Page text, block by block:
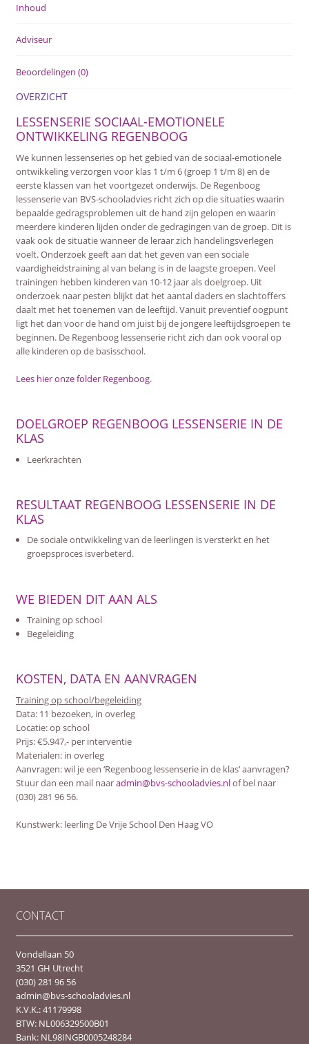
Inhoud
Adviseur
Beoordelingen (0)
OVERZICHT
LESSENSERIE SOCIAAL-EMOTIONELE
ONTWIKKELING REGENBOOG
We kunnen lessenseries op het gebied van de sociaal-emotionele
ontwikkeling verzorgen voor klas 1 t/m 6 (groep 1 t/m 8) en de
eerste klassen van het voortgezet onderwijs. De Regenboog
lessenserie van BVS-schooladvies richt zich op die situaties waarin
bepaalde gedragsproblemen uit de hand zijn gelopen en waarin
meerdere kinderen lijden onder de gedragingen van de groep. Dit is
vaak ook de situatie wanneer de leraar zich handelingsverlegen
voelt. Onderzoek geeft aan dat het geven van een sociale
vaardigheidstraining al van belang is in de laagste groepen. Veel
trainingen hebben kinderen van 10-12 jaar als doelgroep. Uit
onderzoek naar pesten blijkt dat het aantal daders en slachtoffers
daalt met het toenemen van de leeftijd. Vanuit preventief oogpunt
ligt het dan voor de hand om juist bij de jongere leeftijdsgroepen te
beginnen. De Regenboog lessenserie richt zich dan ook vooral op
alle kinderen op de basisschool.
Lees hier onze folder Regenboog.
DOELGROEP REGENBOOG LESSENSERIE IN DE
KLAS
Leerkrachten
RESULTAAT REGENBOOG LESSENSERIE IN DE
KLAS
De sociale ontwikkeling van de leerlingen is versterkt en het
groepsproces isverbeterd.
WE BIEDEN DIT AAN ALS
Training op school
Begeleiding
KOSTEN, DATA EN AANVRAGEN
Training op school/begeleiding
Data: 11 bezoeken, in overleg
Locatie: op school
Prijs: €5.947,- per interventie
Materialen: in overleg
Aanvragen: wil je een ‘Regenboog lessenserie in de klas‘ aanvragen?
Stuur dan een mail naaradmin@bvs-schooladvies.nlof bel naar
(030) 281 96 56.
Kunstwerk: leerling De Vrije School Den Haag VO
CONTACT
Vondellaan 50
3521 GH Utrecht
(030) 281 96 56
admin@bvs-schooladvies.nl
K.V.K.: 41179998
BTW: NL006329500B01
Bank: NL98INGB0005248284